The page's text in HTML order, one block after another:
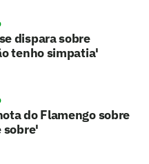
dispara sobre
tenho simpatia'
do Flamengo sobre
sobre'